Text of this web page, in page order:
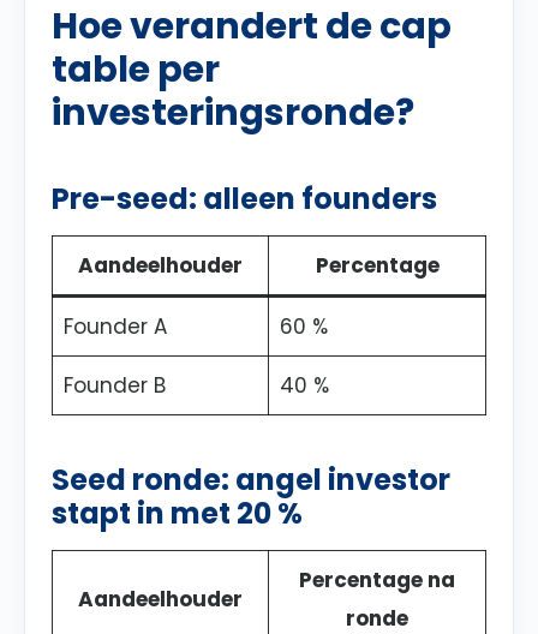
Hoe verandert de cap
table per
investeringsronde?
Pre-seed: alleen founders
Aandeelhouder Percentage
Founder A 60 %
Founder B 40 %
Seed ronde: angel investor
stapt in met 20 %
Aandeelhouder
Percentage na
ronde